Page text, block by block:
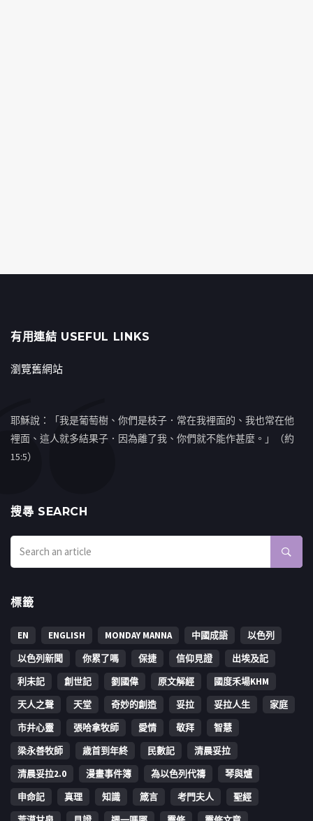
有用連結 USEFUL LINKS
瀏覽舊網站
耶穌說：「我是葡萄樹、你們是枝子．常在我裡面的、我也常在他
裡面、這人就多結果子．因為離了我、你們就不能作甚麼。」（約
15:5）
搜㝷 SEARCH
標籤
EN ENGLISH MONDAY MANNA 中國成語
以色列
以色列新聞
你累了嗎 保捷 信仰見證
出埃及記
利未記
創世記 劉國偉 原文解經
國度禾場KHM
天人之聲
天堂 奇妙的創造 妥拉 妥拉人生
家庭
市井心靈
張哈拿牧師 愛情 敬拜
智慧
梁永善牧師
歳首到年終 民數記
清晨妥拉
清晨妥拉2.0
漫畫事件簿 為以色列代禱
琴與爐
申命記
真理 知識 箴言 考門夫人
聖經